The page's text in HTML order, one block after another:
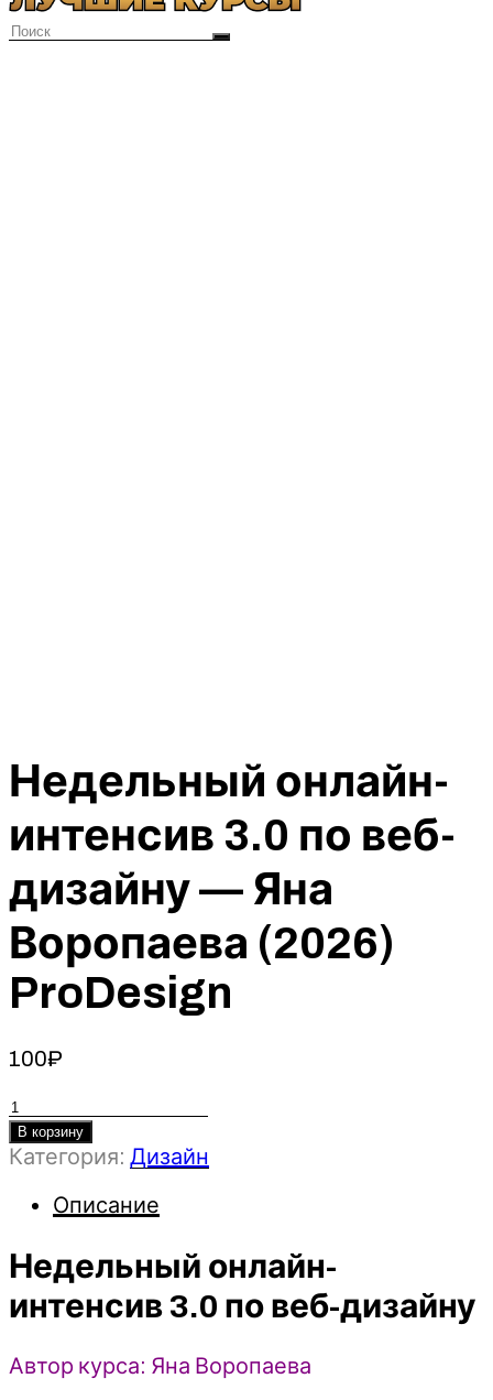
Недельный онлайн-
интенсив 3.0 по веб-
дизайну — Яна
Воропаева (2026)
ProDesign
100₽
Количество
товара
Недельный
интенсив
по
веб-
дизайну
Яна
В корзину
Категория: Дизайн
Описание
Недельный онлайн-
интенсив 3.0 по веб-дизайну
Автор курса: Яна Воропаева